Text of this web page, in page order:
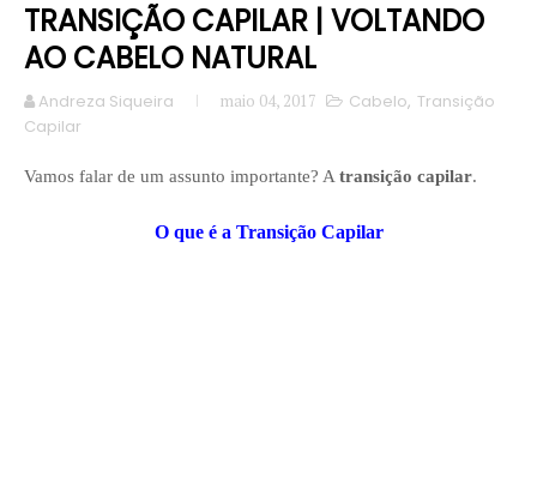
TRANSIÇÃO CAPILAR | VOLTANDO
AO CABELO NATURAL
Andreza Siqueira maio 04, 2017 Cabelo, Transição
Capilar
Vamos falar de um assunto importante? A transição capilar.
O que é a Transição Capilar